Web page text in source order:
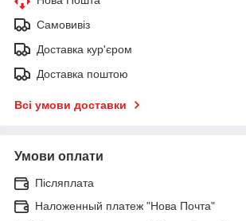
Самовивіз
Доставка кур'єром
Доставка поштою
Всі умови доставки
Умови оплати
Післяплата
Наложенный платеж "Нова Почта"